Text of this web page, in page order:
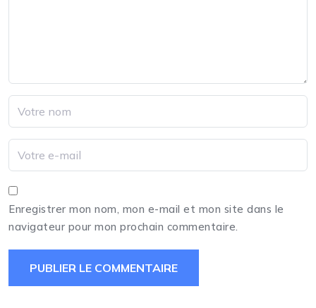
Enregistrer mon nom, mon e-mail et mon site dans le
navigateur pour mon prochain commentaire.